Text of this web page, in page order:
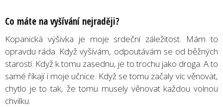
Co máte na vyšívání nejraději?
Kopanická výšivka je moje srdeční záležitost. Mám to
opravdu ráda. Když vyšívám, odpoutávám se od běžných
starostí. Když k tomu zasednu, je to trochu jako droga. A to
samé říkají i moje učnice. Když se tomu začaly víc věnovat,
chytlo je to tak, že tomu musely věnovat každou volnou
chvilku.